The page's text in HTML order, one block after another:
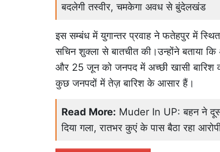
बदलेगी तस्वीर, चमकेगा अवध से बुंदेलखंड
इस सम्बंध में युगान्तर प्रवाह ने फतेहपुर में
सचिन शुक्ला से बातचीत की।उन्होंने बताया
और 25 जून को जनपद में अच्छी खासी बारिश
कुछ जनपदों में तेज़ बारिश के आसार हैं।
Read More: Muder In UP: बहन ने
दिया गला, रातभर कुएं के पास बैठा रहा